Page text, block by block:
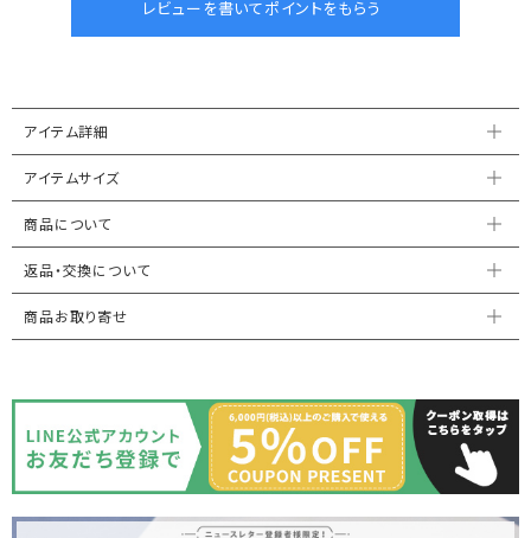
アイテム詳細
アイテムサイズ
商品について
返品・交換について
商品お取り寄せ